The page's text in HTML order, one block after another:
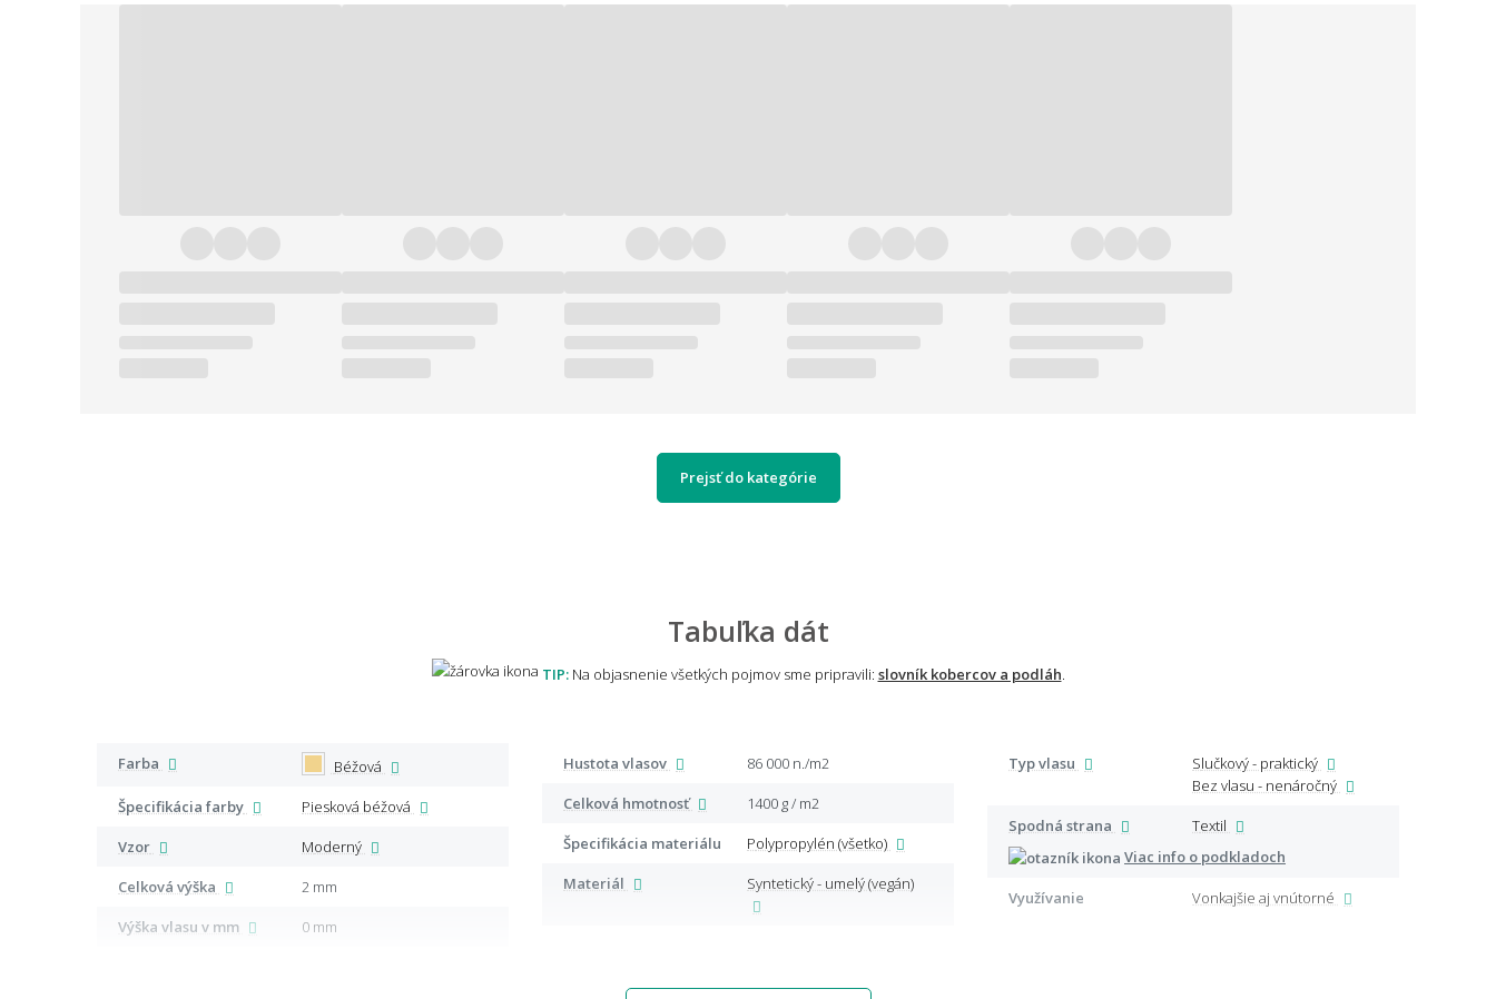
Prejsť do kategórie
Tabuľka dát
TIP:Na objasnenie všetkých pojmov sme pripravili: slovník kobercov a podláh
Farba
Béžová
Špecifikácia farby
Piesková béžová
Vzor
Moderný
Celková výška
2 mm
Výška vlasu v mm
0 mm
Hustota vlasov
86 000 n./m2
Celková hmotnosť
1400 g / m2
Špecifikácia materiálu
Polypropylén (všetko)
Materiál
Syntetický - umelý (vegán)
Typ vlasu
Slučkový - praktický
Bez vlasu - nenáročný
Spodná strana
Textil
Viac info o podkladoch
Využívanie Vonkajšie aj vnútorné